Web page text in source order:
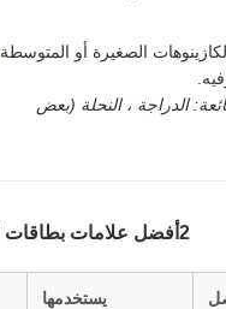
الصغيرة أو المتوسطة
الدراجة ، النحلة (بعض
2أفضل علامات بطاقات لعب كازينو
يستخدمها